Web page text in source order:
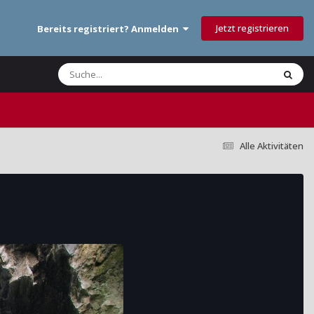
Bereits registriert? Anmelden Jetzt registrieren
Alle Aktivitäten